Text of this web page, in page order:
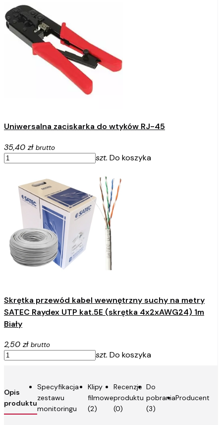
Uniwersalna zaciskarka do wtyków RJ-45
35,40 zł brutto
szt. Do koszyka
Skrętka przewód kabel wewnętrzny suchy na metry
SATEC Raydex UTP kat.5E (skrętka 4x2xAWG24) 1m
Biały
2,50 zł brutto
szt. Do koszyka
Opis
produktu
Do
pobrania
(3)
Specyfikacja
zestawu
monitoringu
Producent
Klipy
filmowe
(2)
Recenzje
produktu
(0)